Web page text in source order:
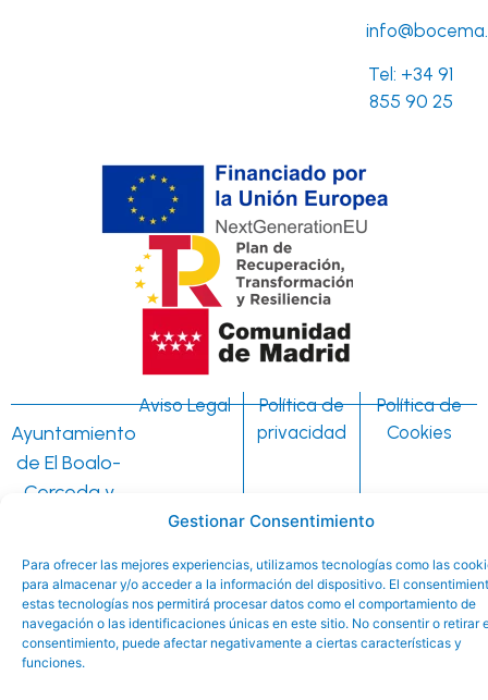
Gestionar Consentimiento
Para ofrecer las mejores experiencias, utilizamos tecnologías como las
para almacenar y/o acceder a la información del dispositivo. El
estas tecnologías nos permitirá procesar datos como el comportamiento de
navegación o las identificaciones únicas en este sitio. No consentir o retirar
consentimiento, puede afectar negativamente a ciertas características y
funciones.
Tel: +34 91
855 90 25
Ayuntamiento
de El Boalo-
Cerceda y
©
Aviso Legal
Política de
privacidad
Política de
Cookies